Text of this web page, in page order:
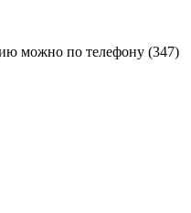
можно по телефону (347)